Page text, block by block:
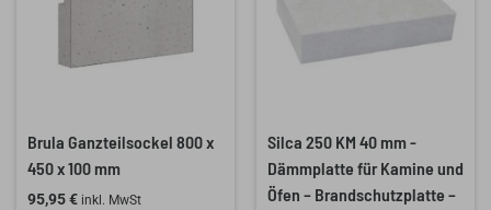
Brula Ganzteilsockel 800 x
450 x 100 mm
95,95€ inkl. MwSt
Silca 250 KM 40 mm -
Dämmplatte für Kamine und
Öfen – Brandschutzplatte –